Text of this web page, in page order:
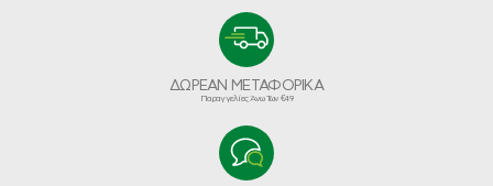
ΔΩΡΕΑΝ ΜΕΤΑΦΟΡΙΚΑ
Παραγγελίες Άνω Των €49